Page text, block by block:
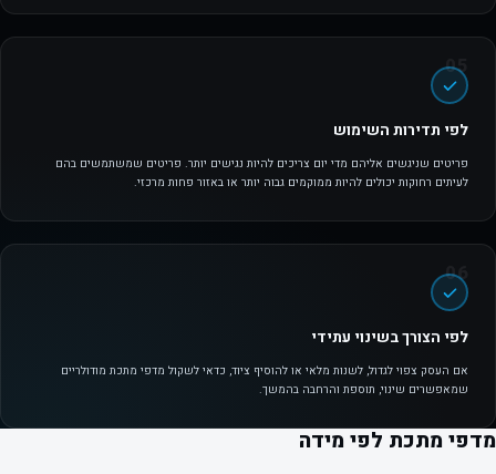
לפי תדירות השימוש
פריטים שניגשים אליהם מדי יום צריכים להיות נגישים יותר. פריטים שמשתמשים בהם
לעיתים רחוקות יכולים להיות ממוקמים גבוה יותר או באזור פחות מרכזי.
לפי הצורך בשינוי עתידי
אם העסק צפוי לגדול, לשנות מלאי או להוסיף ציוד, כדאי לשקול מדפי מתכת מודולריים
שמאפשרים שינוי, תוספת והרחבה בהמשך.
מדפי מתכת לפי מידה